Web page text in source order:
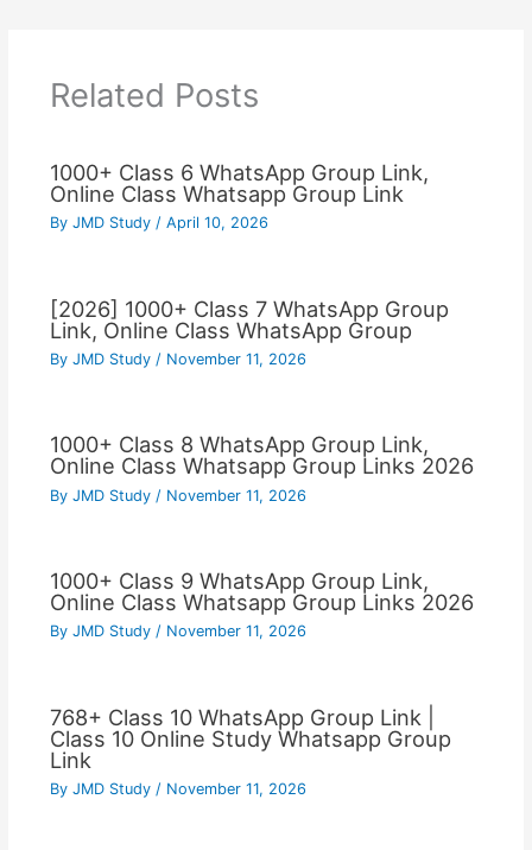
Related Posts
1000+ Class 6 WhatsApp Group Link,
Online Class Whatsapp Group Link
By JMD Study / April 10, 2026
[2026] 1000+ Class 7 WhatsApp Group
Link, Online Class WhatsApp Group
By JMD Study / November 11, 2026
1000+ Class 8 WhatsApp Group Link,
Online Class Whatsapp Group Links 2026
By JMD Study / November 11, 2026
1000+ Class 9 WhatsApp Group Link,
Online Class Whatsapp Group Links 2026
By JMD Study / November 11, 2026
768+ Class 10 WhatsApp Group Link |
Class 10 Online Study Whatsapp Group
Link
By JMD Study / November 11, 2026